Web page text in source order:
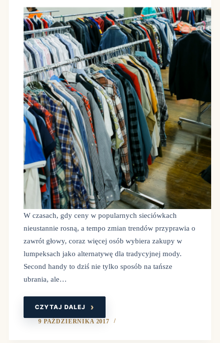
W czasach, gdy ceny w popularnych sieciówkach
nieustannie rosną, a tempo zmian trendów przyprawia o
zawrót głowy, coraz więcej osób wybiera zakupy w
lumpeksach jako alternatywę dla tradycyjnej mody.
Second handy to dziś nie tylko sposób na tańsze
ubrania, ale…
CZYTAJ DALEJ
ZAKUPY
LUMPEKSIE
9 PAŹDZIERNIKA 2017